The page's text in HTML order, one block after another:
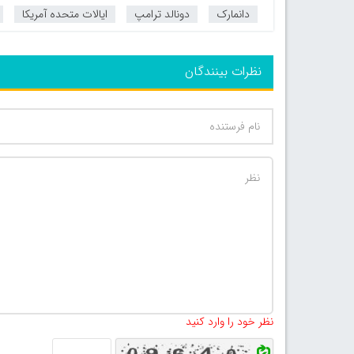
دانمارک
دونالد ترامپ ایالات متحده آمریکا
نظرات بینندگان
نظر خود را وارد کنید